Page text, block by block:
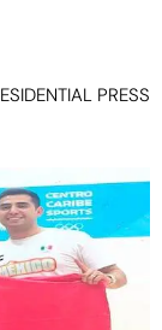
PRESS